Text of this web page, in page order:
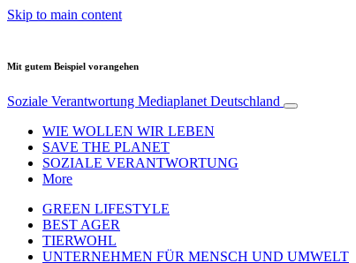
Skip to main content
Mit gutem Beispiel vorangehen
Soziale Verantwortung Mediaplanet Deutschland
WIE WOLLEN WIR LEBEN
SAVE THE PLANET
SOZIALE VERANTWORTUNG
More
GREEN LIFESTYLE
BEST AGER
TIERWOHL
UNTERNEHMEN FÜR MENSCH UND UMWELT